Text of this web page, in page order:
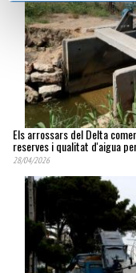
Els arrossars del Delta
reserves i qualitat d'aigua
28/04/2026